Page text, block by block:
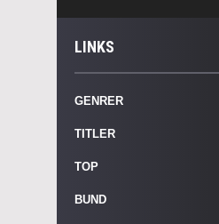
LINKS
GENRER
TITLER
TOP
BUND